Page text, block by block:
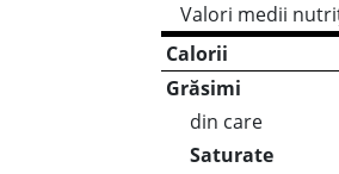
Valori medii
Calorii
Grăsimi
din care
Saturate